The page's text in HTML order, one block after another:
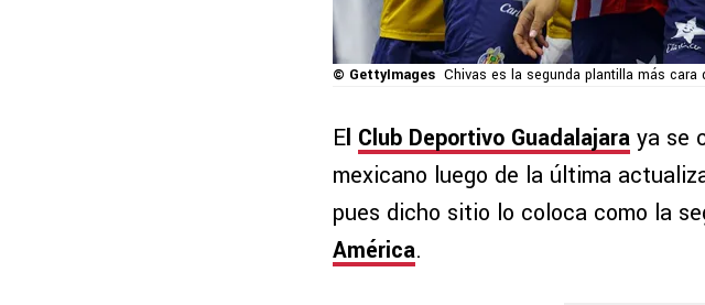
© GettyImages Chivas es la segunda plantilla más cara
El Club Deportivo Guadalajara ya se
mexicano luego de la última
pues dicho sitio lo coloca como la
América.